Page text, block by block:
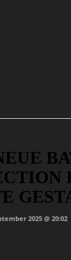
2025 @ 20:02